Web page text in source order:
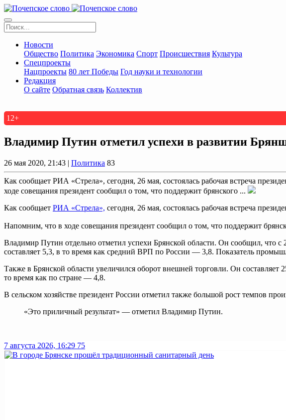
Новости
Общество Политика Экономика Спорт Происшествия Культура
Спецпроекты
Нацпроекты 80 лет Победы Год науки и технологии
Редакция
О сайте Обратная связь Коллектив
12+
Владимир Путин отметил успехи в развитии
26 мая 2020, 21:43 | Политика 83
Как сообщает РИА «Стрела», сегодня, 26 мая, состоялась рабочая встреча
ходе совещания президент сообщил о том, что поддержит брянского ...
Как сообщает РИА «Стрела», сегодня, 26 мая, состоялась рабочая встреча
Напомним, что в ходе совещания президент сообщил о том, что поддержит
Владимир Путин отдельно отметил успехи Брянской области. Он сообщил, что с
составляет 5,3, в то время как средний ВРП по России — 3,8. Показатель
Также в Брянской области увеличился оборот внешней торговли. Он
то время как по стране — 4,8.
В сельском хозяйстве президент России отметил также большой рост темпов
«Это приличный результат» — отметил Владимир Путин.
7 августа 2026, 16:29 75